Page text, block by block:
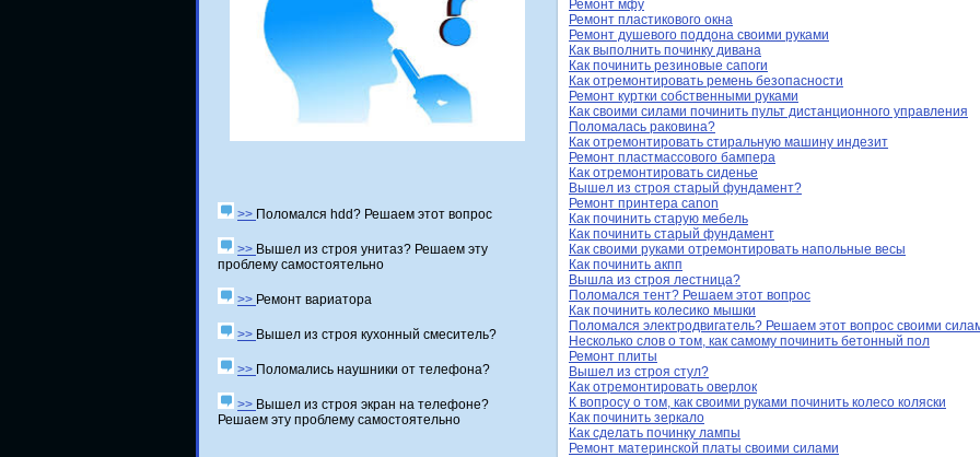
>> Поломался hdd? Решаем этот вопрос
>> Вышел из строя унитаз? Решаем эту
проблему самостоятельно
>> Ремонт вариатора
>> Вышел из строя кухонный смеситель?
>> Поломались наушники от телефона?
>> Вышел из строя экран на телефоне?
Решаем эту проблему самостоятельно
Ремонт мфу
Ремонт пластикового окна
Ремонт душевого поддона своими руками
Как выполнить починку дивана
Как починить резиновые сапоги
Как отремонтировать ремень безопасности
Ремонт куртки собственными руками
Как своими силами починить пульт дистанционного управления
Поломалась раковина?
Как отремонтировать стиральную машину индезит
Ремонт пластмассового бампера
Как отремонтировать сиденье
Вышел из строя старый фундамент?
Ремонт принтера canon
Как починить старую мебель
Как починить старый фундамент
Как своими руками отремонтировать напольные весы
Как починить акпп
Вышла из строя лестница?
Поломался тент? Решаем этот вопрос
Как починить колесико мышки
Поломался электродвигатель? Решаем этот вопрос своими
Несколько слов о том, как самому починить бетонный пол
Ремонт плиты
Вышел из строя стул?
Как отремонтировать оверлок
К вопросу о том, как своими руками починить колесо коляски
Как починить зеркало
Как сделать починку лампы
Ремонт материнской платы своими силами